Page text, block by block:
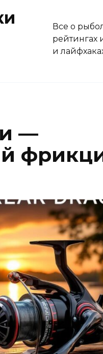
Все о
рейтингах
и
—